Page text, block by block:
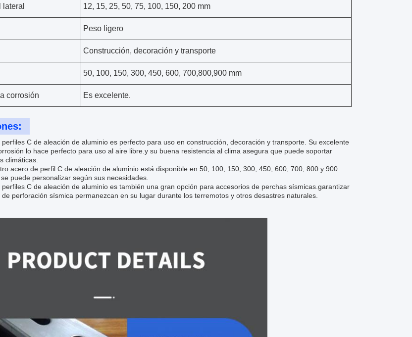
12, 15, 25, 50, 75, 100, 150, 200 mm
Peso ligero
Construcción, decoración y transporte
50, 100, 150, 300, 450, 600, 700,800,900 mm
corrosión Es excelente.
C de aleación de aluminio es perfecto para uso en construcción, decoración y transporte. Su excelente
lo hace perfecto para uso al aire libre.y su buena resistencia al clima asegura que puede soportar
climáticas.
acero de perfil C de aleación de aluminio está disponible en 50, 100, 150, 300, 450, 600, 700, 800 y 900
puede personalizar según sus necesidades.
C de aleación de aluminio es también una gran opción para accesorios de perchas sísmicas.garantizar
perforación sísmica permanezcan en su lugar durante los terremotos y otros desastres naturales.